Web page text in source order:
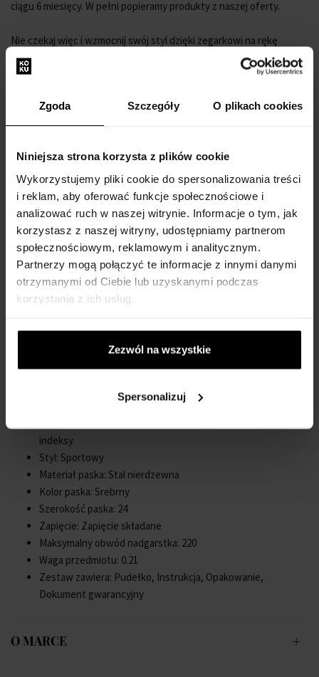
Zgoda Szczegóły O plikach cookies
Niniejsza strona korzysta z plików cookie
Wykorzystujemy pliki cookie do spersonalizowania treści
i reklam, aby oferować funkcje społecznościowe i
analizować ruch w naszej witrynie. Informacje o tym, jak
korzystasz z naszej witryny, udostępniamy partnerom
społecznościowym, reklamowym i analitycznym.
Partnerzy mogą połączyć te informacje z innymi danymi
otrzymanymi od Ciebie lub uzyskanymi podczas
korzystania z ich usług.
Zezwól na wszystkie
Spersonalizuj
ciągu 6 miesięcy. W pełni popieramy produkty z naszej oferty.
Nie czekaj więc i wzmocnij swój styl dzięki zegarkowi na rękę
Spinnaker SP-5081-JJ Dumas Automatic Mens Watch 44mm
30ATM
Numer producenta: SP-5081-JJ
Seria producenta: Dumas Automatic 44mm
Mechanizm: Automatyczny
Kolor tarczy: Niebieski
Wyświetlacz: Analogowy
Wodoodporność: 30
Bezel: przeciwnie do ruchu wskazówek zegara, Obrotowy
Wykończenie powierzchni: Matowe, Polerowane
Kolor koperty: Srebrny
Materiał koperty: Stal nierdzewna
Grubość koperty: 16
Dno koperty: Szklany spód, przykręcany
Rodzaj: Męski
Korona: Przykręcana
Szkło: antyrefleksyjne, Szkło szafirowe
indeksy
Styl: Sportowy
Materiał paska: Stal nierdzewna
Kolor paska: Srebrny
Szerokość paska: 24
Zapięcie: Zapięcie składane
Maksymalny obwód nadgarstka: 220
Waga przedmiotu: 0.21
Zestaw zawiera: Pudełko, Instrukcja, Opakowanie,
Dokument gwarancyjny
O MARCE